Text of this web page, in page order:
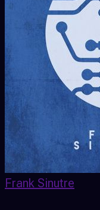
Frank Sinutre